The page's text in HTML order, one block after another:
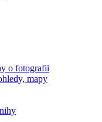
o fotografii
mapy